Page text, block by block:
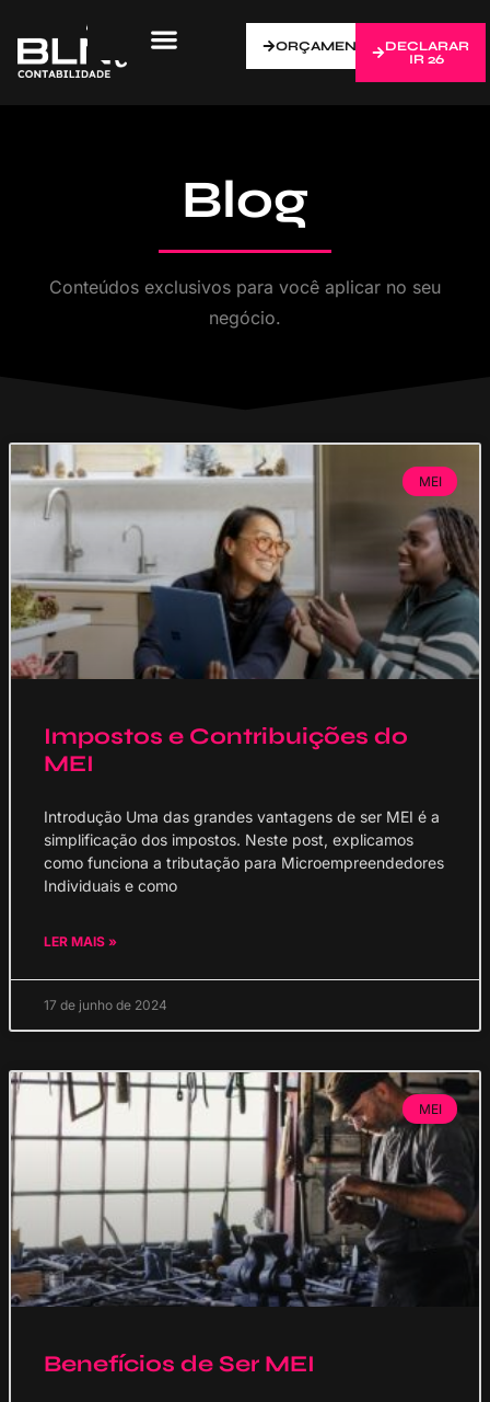
ORÇAMENTO
DECLARAR
IR 26
Blog
Conteúdos exclusivos para você aplicar no seu
negócio.
MEI
Impostos e Contribuições do
MEI
Introdução Uma das grandes vantagens de ser MEI é a
simplificação dos impostos. Neste post, explicamos
como funciona a tributação para Microempreendedores
Individuais e como
LER MAIS »
17 de junho de 2024
MEI
Benefícios de Ser MEI